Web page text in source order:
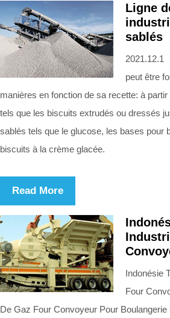
Ligne
sablés
2021.12.1
peut être
manières en fonction de sa recette: à
tels que les biscuits extrudés ou dressés
sablés tels que le glucose, les bases pour
biscuits à la crème glacée.
Read More
Indonésie
Four
De Gaz Four Convoyeur Pour